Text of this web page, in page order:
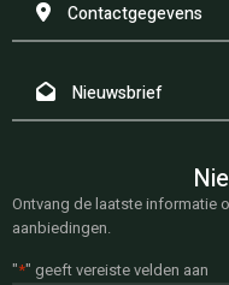
Contactgegevens
Nieuwsbrief
Ontvang de laatste informatie
aanbiedingen.
"*" geeft vereiste velden aan